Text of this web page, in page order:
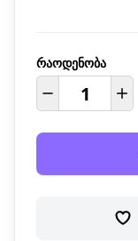
რაოდენობა